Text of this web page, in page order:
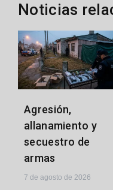
Noticias
Agresión,
allanamiento y
secuestro de
armas
7 de agosto de 2026